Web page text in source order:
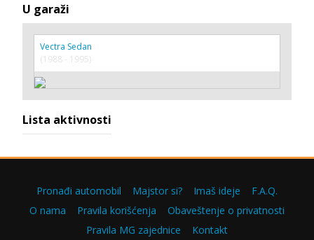
U garaži
Vectra Sedan
(1988 - 1995)
Lista aktivnosti
Pronađi automobil Majstor si? Imaš ideje
F.A.Q.
O nama
Pravila korišćenja
Obaveštenje o privatnosti
Pravila MG zajednice
Kontakt